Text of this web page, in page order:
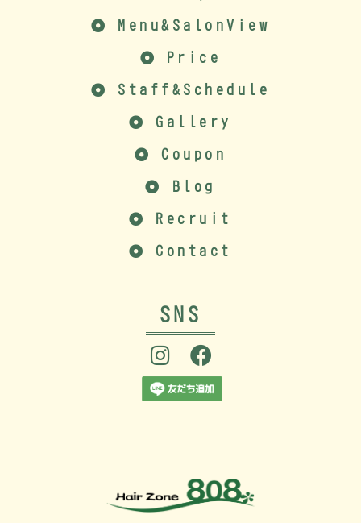
Menu&SalonView
Price
Staff&Schedule
Gallery
Coupon
Blog
Recruit
Contact
SNS